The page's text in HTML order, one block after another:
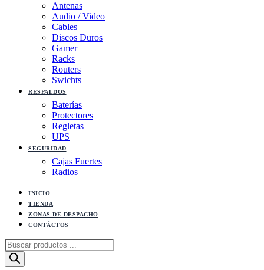
Antenas
Audio / Video
Cables
Discos Duros
Gamer
Racks
Routers
Swichts
RESPALDOS
Baterías
Protectores
Regletas
UPS
SEGURIDAD
Cajas Fuertes
Radios
INICIO
TIENDA
ZONAS DE DESPACHO
CONTÁCTOS
Búsqueda
de
productos